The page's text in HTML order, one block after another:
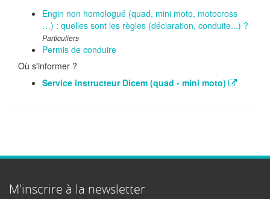
Engin non homologué (quad, mini moto, motocross
…) : quelles sont les règles (déclaration, conduite...) ?
Particuliers
Permis de conduire
Où s'informer ?
Service instructeur Dicem (quad - mini moto)
M'inscrire à la newsletter